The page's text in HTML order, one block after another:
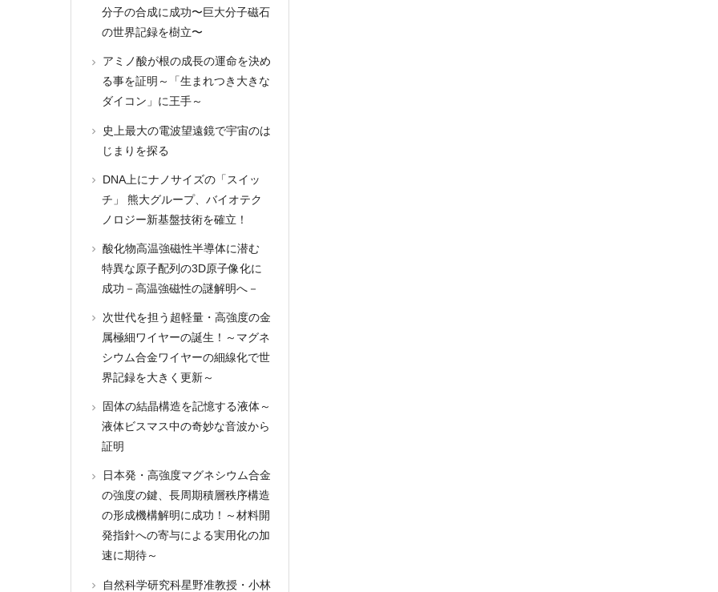
分子の合成に成功〜巨大分子磁石
の世界記録を樹立〜
アミノ酸が根の成長の運命を決め
る事を証明～「生まれつき大きな
ダイコン」に王手～
史上最大の電波望遠鏡で宇宙のは
じまりを探る
DNA上にナノサイズの「スイッ
チ」 熊大グループ、バイオテク
ノロジー新基盤技術を確立！
酸化物高温強磁性半導体に潜む
特異な原子配列の3D原子像化に
成功－高温強磁性の謎解明へ－
次世代を担う超軽量・高強度の金
属極細ワイヤーの誕生！～マグネ
シウム合金ワイヤーの細線化で世
界記録を大きく更新～
固体の結晶構造を記憶する液体～
液体ビスマス中の奇妙な音波から
証明
日本発・高強度マグネシウム合金
の強度の鍵、長周期積層秩序構造
の形成機構解明に成功！～材料開
発指針への寄与による実用化の加
速に期待～
自然科学研究科星野准教授・小林